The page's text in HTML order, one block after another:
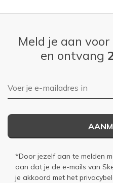
Meld je aan
en ontvang
E-mailadres
*Door jezelf aan te melden
aan dat je de e-mails van
je akkoord met het